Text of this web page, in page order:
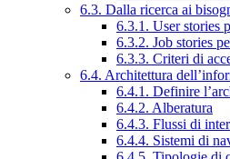
6.3. Dalla ricerca ai
6.3.1. User stories
6.3.2. Job stories
6.3.3. Criteri di
6.4. Architettura
6.4.1. Definire
6.4.2. Alberatura
6.4.3. Flussi di
6.4.4. Sistemi di